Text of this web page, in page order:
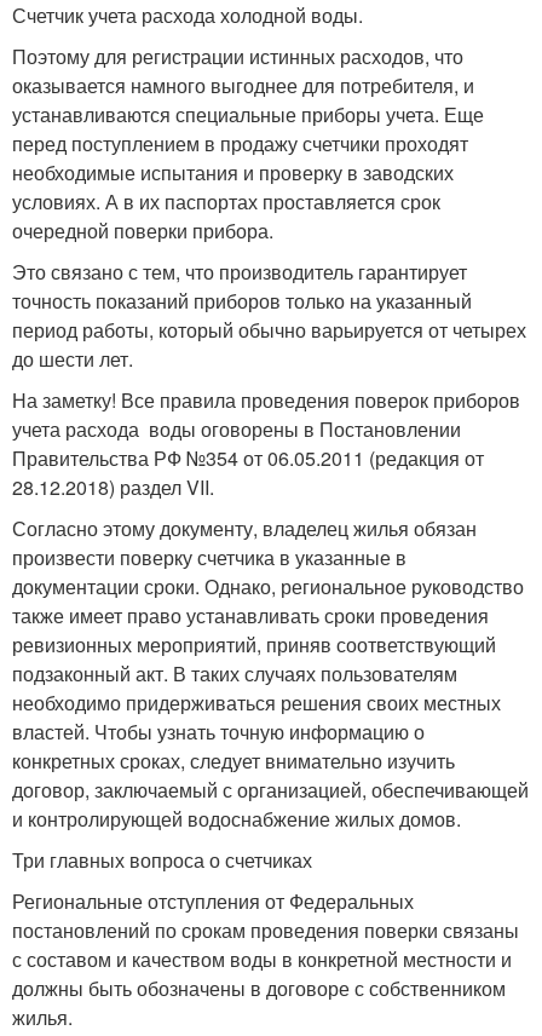
Счетчик учета расхода холодной воды.
Поэтому для регистрации истинных расходов, что
оказывается намного выгоднее для потребителя, и
устанавливаются специальные приборы учета. Еще
перед поступлением в продажу счетчики проходят
необходимые испытания и проверку в заводских
условиях. А в их паспортах проставляется срок
очередной поверки прибора.
Это связано с тем, что производитель гарантирует
точность показаний приборов только на указанный
период работы, который обычно варьируется от четырех
до шести лет.
На заметку! Все правила проведения поверок приборов
учета расхода воды оговорены в Постановлении
Правительства РФ №354 от 06.05.2011 (редакция от
28.12.2018) раздел VII.
Согласно этому документу, владелец жилья обязан
произвести поверку счетчика в указанные в
документации сроки. Однако, региональное руководство
также имеет право устанавливать сроки проведения
ревизионных мероприятий, приняв соответствующий
подзаконный акт. В таких случаях пользователям
необходимо придерживаться решения своих местных
властей. Чтобы узнать точную информацию о
конкретных сроках, следует внимательно изучить
договор, заключаемый с организацией, обеспечивающей
и контролирующей водоснабжение жилых домов.
Три главных вопроса о счетчиках
Региональные отступления от Федеральных
постановлений по срокам проведения поверки связаны
с составом и качеством воды в конкретной местности и
должны быть обозначены в договоре с собственником
жилья.